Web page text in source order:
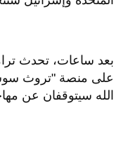
بعد ساعات، تحدث
على منصة "تروث
الله سيتوقفان عن